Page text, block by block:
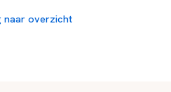
naar overzicht